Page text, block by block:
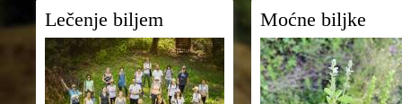
Lečenje biljem Moćne biljke